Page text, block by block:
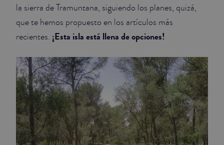
la sierra de Tramuntana, siguiendo los planes, quizá,
que te hemos propuesto en los artículos más
recientes. ¡Esta isla está llena de opciones!